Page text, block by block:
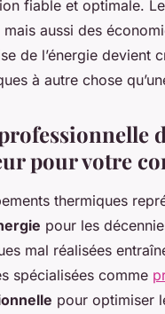
fiable et optimale.
aussi des
de l’énergie devient
à autre chose
pour votre
thermiques
pour les
mal réalisées
spécialisées comme
pour optimiser